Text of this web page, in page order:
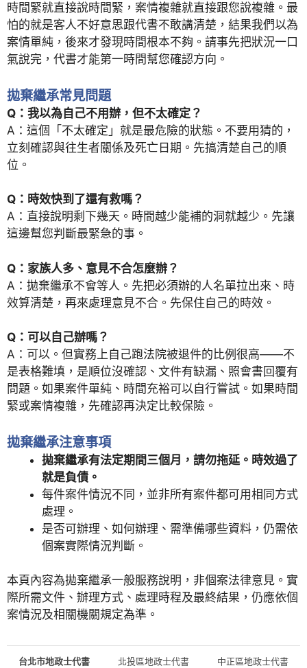
時間緊就直接說時間緊，案情複雜就直接跟您說複雜。最
怕的就是客人不好意思跟代書不敢講清楚，結果我們以為
案情單純，後來才發現時間根本不夠。請事先把狀況一口
氣說完，代書才能第一時間幫您確認方向。
拋棄繼承常見問題
Q：我以為自己不用辦，但不太確定？
A：這個「不太確定」就是最危險的狀態。不要用猜的，
立刻確認與往生者關係及死亡日期。先搞清楚自己的順
位。
Q：時效快到了還有救嗎？
A：直接說明剩下幾天。時間越少能補的洞就越少。先讓
這邊幫您判斷最緊急的事。
Q：家族人多、意見不合怎麼辦？
A：拋棄繼承不會等人。先把必須辦的人名單拉出來、時
效算清楚，再來處理意見不合。先保住自己的時效。
Q：可以自己辦嗎？
A：可以。但實務上自己跑法院被退件的比例很高——不
是表格難填，是順位沒確認、文件有缺漏、照會書回覆有
問題。如果案件單純、時間充裕可以自行嘗試。如果時間
緊或案情複雜，先確認再決定比較保險。
拋棄繼承注意事項
拋棄繼承有法定期間三個月，請勿拖延。時效過了
就是負債。
每件案件情況不同，並非所有案件都可用相同方式
處理。
是否可辦理、如何辦理、需準備哪些資料，仍需依
個案實際情況判斷。
本頁內容為拋棄繼承一般服務說明，非個案法律意見。實
際所需文件、辦理方式、處理時程及最終結果，仍應依個
案情況及相關機關規定為準。
台北市地政士代書
北投區地政士代書
中正區地政士代書